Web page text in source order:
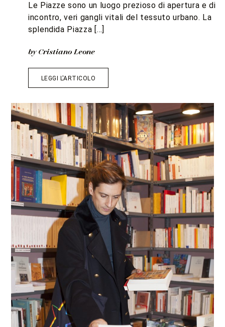
Le Piazze sono un luogo prezioso di apertura e di
incontro, veri gangli vitali del tessuto urbano. La
splendida Piazza […]
by Cristiano Leone
LEGGI L'ARTICOLO